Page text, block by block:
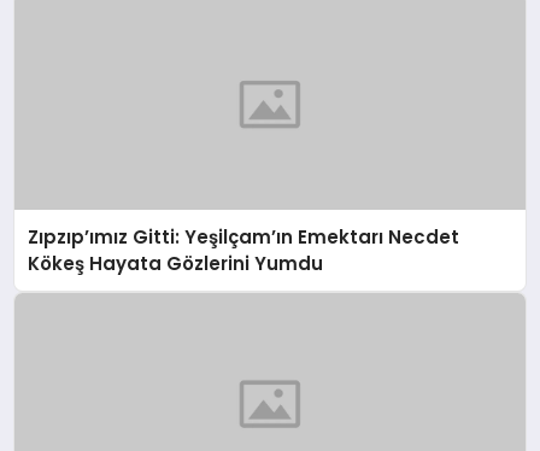
Zıpzıp’ımız Gitti: Yeşilçam’ın Emektarı Necdet
Kökeş Hayata Gözlerini Yumdu